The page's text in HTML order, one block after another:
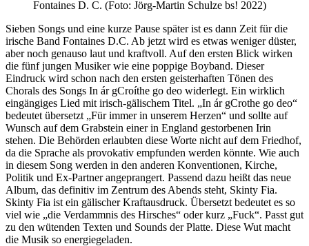
Fontaines D. C. (Foto: Jörg-Martin Schulze bs! 2022)
Sieben Songs und eine kurze Pause später ist es dann Zeit für die
irische Band Fontaines D.C. Ab jetzt wird es etwas weniger düster,
aber noch genauso laut und kraftvoll. Auf den ersten Blick wirken
die fünf jungen Musiker wie eine poppige Boyband. Dieser
Eindruck wird schon nach den ersten geisterhaften Tönen des
Chorals des Songs In ár gCroíthe go deo widerlegt. Ein wirklich
eingängiges Lied mit irisch-gälischem Titel. „In ár gCrothe go deo“
bedeutet übersetzt „Für immer in unserem Herzen“ und sollte auf
Wunsch auf dem Grabstein einer in England gestorbenen Irin
stehen. Die Behörden erlaubten diese Worte nicht auf dem Friedhof,
da die Sprache als provokativ empfunden werden könnte. Wie auch
in diesem Song werden in den anderen Konventionen, Kirche,
Politik und Ex-Partner angeprangert. Passend dazu heißt das neue
Album, das definitiv im Zentrum des Abends steht, Skinty Fia.
Skinty Fia ist ein gälischer Kraftausdruck. Übersetzt bedeutet es so
viel wie „die Verdammnis des Hirsches“ oder kurz „Fuck“. Passt gut
zu den wütenden Texten und Sounds der Platte. Diese Wut macht
die Musik so energiegeladen.